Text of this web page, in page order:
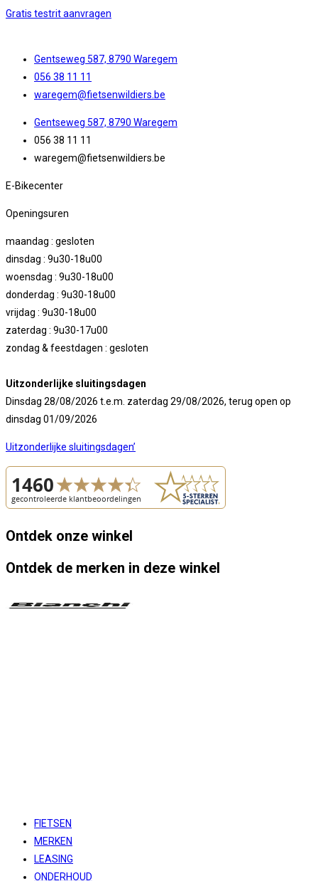
Gratis testrit aanvragen
Gentseweg 587, 8790 Waregem
056 38 11 11
waregem@fietsenwildiers.be
Gentseweg 587, 8790 Waregem
056 38 11 11
waregem@fietsenwildiers.be
E-Bikecenter
Openingsuren
maandag : gesloten
dinsdag : 9u30-18u00
woensdag : 9u30-18u00
donderdag : 9u30-18u00
vrijdag : 9u30-18u00
zaterdag : 9u30-17u00
zondag & feestdagen : gesloten
Uitzonderlijke sluitingsdagen
Dinsdag 28/08/2026 t.e.m. zaterdag 29/08/2026, terug open op
dinsdag 01/09/2026
Uitzonderlijke sluitingsdagen’
Ontdek onze winkel
Ontdek de merken in deze winkel
FIETSEN
MERKEN
LEASING
ONDERHOUD